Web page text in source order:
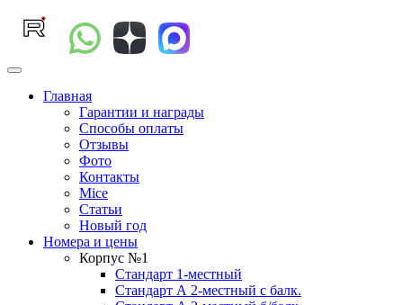
Главная
Гарантии и награды
Способы оплаты
Отзывы
Фото
Контакты
Mice
Статьи
Новый год
Номера и цены
Корпус №1
Стандарт 1-местный
Стандарт А 2-местный с балк.